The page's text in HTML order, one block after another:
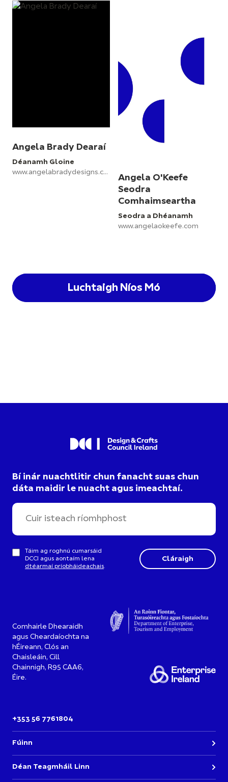
Angela Brady Dearaí
Déanamh Gloine
www.angelabradydesigns.com
Angela O'Keefe
Seodra
Comhaimseartha
Seodra a Dhéanamh
www.angelaokeefe.com
Luchtaigh Níos Mó
Bí inár nuachtlitir chun fanacht suas chun
dáta maidir le nuacht agus imeachtaí.
Táim ag roghnú cumarsáid
DCCI agus aontaím lena
dtéarmaí príobháideachais.
Comhairle Dhearaidh
agus Cheardaíochta na
hÉireann, Clós an
Chaisleáin, Cill
Chainnigh, R95 CAA6,
Éire.
+353 56 7761804
Fúinn
Déan Teagmháil Linn